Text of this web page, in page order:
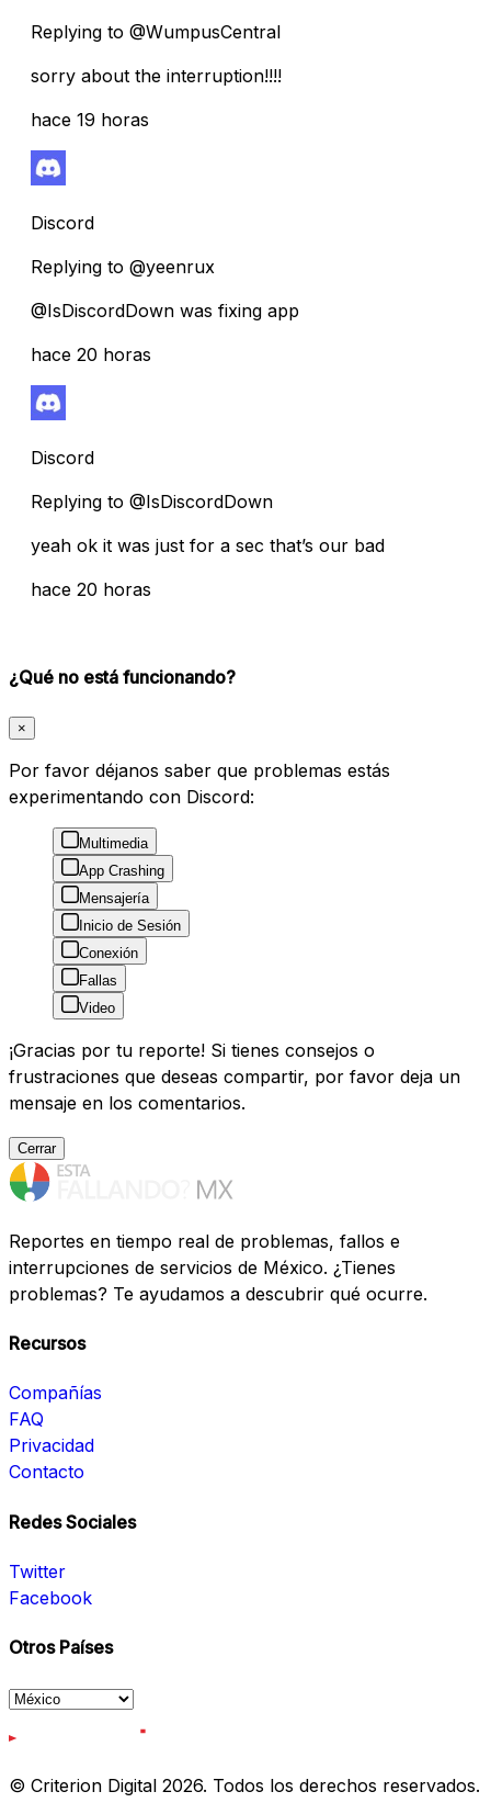
Replying to @WumpusCentral
sorry about the interruption!!!!
hace 19 horas
Discord
Replying to @yeenrux
@IsDiscordDown was fixing app
hace 20 horas
Discord
Replying to @IsDiscordDown
yeah ok it was just for a sec that’s our bad
hace 20 horas
¿Qué no está funcionando?
×
Por favor déjanos saber que problemas estás
experimentando con Discord:
Multimedia
App Crashing
Mensajería
Inicio de Sesión
Conexión
Fallas
Video
¡Gracias por tu reporte! Si tienes consejos o
frustraciones que deseas compartir, por favor deja un
mensaje en los comentarios.
Cerrar
Reportes en tiempo real de problemas, fallos e
interrupciones de servicios de México. ¿Tienes
problemas? Te ayudamos a descubrir qué ocurre.
Recursos
Compañías
FAQ
Privacidad
Contacto
Redes Sociales
Twitter
Facebook
Otros Países
© Criterion Digital 2026. Todos los derechos reservados.